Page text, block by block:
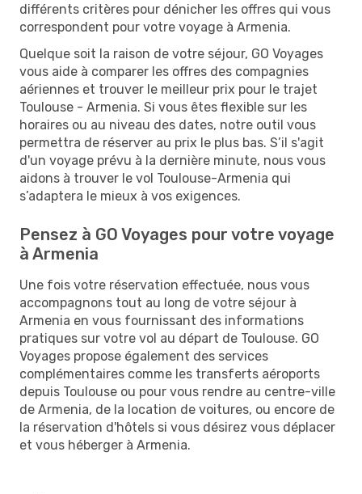
différents critères pour dénicher les offres qui vous
correspondent pour votre voyage à Armenia.
Quelque soit la raison de votre séjour, GO Voyages
vous aide à comparer les offres des compagnies
aériennes et trouver le meilleur prix pour le trajet
Toulouse - Armenia. Si vous êtes flexible sur les
horaires ou au niveau des dates, notre outil vous
permettra de réserver au prix le plus bas. S’il s'agit
d'un voyage prévu à la dernière minute, nous vous
aidons à trouver le vol Toulouse-Armenia qui
s’adaptera le mieux à vos exigences.
Pensez à GO Voyages pour votre voyage
à Armenia
Une fois votre réservation effectuée, nous vous
accompagnons tout au long de votre séjour à
Armenia en vous fournissant des informations
pratiques sur votre vol au départ de Toulouse. GO
Voyages propose également des services
complémentaires comme les transferts aéroports
depuis Toulouse ou pour vous rendre au centre-ville
de Armenia, de la location de voitures, ou encore de
la réservation d'hôtels si vous désirez vous déplacer
et vous héberger à Armenia.